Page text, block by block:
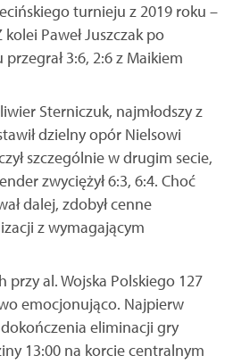
turnieju z 2019 roku –
Paweł Juszczak po
3:6, 2:6 z Maikiem
Sterniczuk, najmłodszy z
dzielny opór Nielsowi
szczególnie w drugim secie,
zwyciężył 6:3, 6:4. Choć
dalej, zdobył cenne
z wymagającym
przy al. Wojska Polskiego 127
emocjonująco. Najpierw
eliminacji gry
13:00 na korcie centralnym